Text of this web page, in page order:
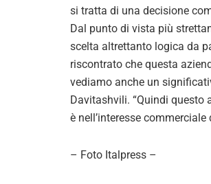
si tratta di una decisione
Dal punto di vista più
scelta altrettanto logica da
riscontrato che questa
vediamo anche un
Davitashvili. “Quindi questo
è nell’interesse
– Foto Italpress –